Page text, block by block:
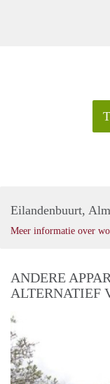
Eilandenbuurt,
Meer informatie over
ANDERE
ALTERNATIEF